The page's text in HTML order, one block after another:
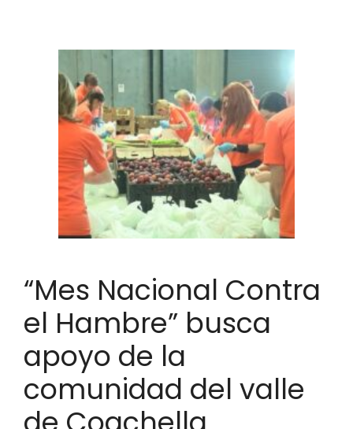
“Mes Nacional Contra
el Hambre” busca
apoyo de la
comunidad del valle